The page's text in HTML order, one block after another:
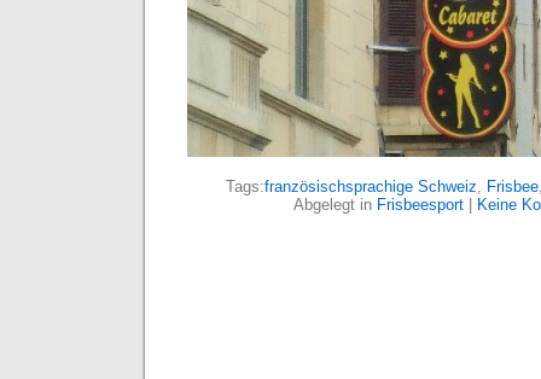
Tags:französischsprachige Schweiz, Frisbee
Abgelegt in Frisbeesport Keine